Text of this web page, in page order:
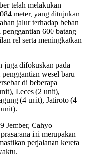
telah melakukan
meter, yang ditujukan
jalur terhadap beban
600 batang
rel serta meningkatkan
juga difokuskan pada
penggantian wesel baru
di beberapa
Leces (2 unit),
(4 unit), Jatiroto (4
Jember, Cahyo
ini merupakan
perjalanan kereta